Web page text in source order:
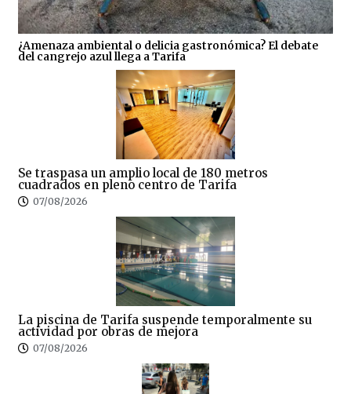
¿Amenaza ambiental o delicia gastronómica? El debate
del cangrejo azul llega a Tarifa
Se traspasa un amplio local de 180 metros
cuadrados en pleno centro de Tarifa
07/08/2026
La piscina de Tarifa suspende temporalmente su
actividad por obras de mejora
07/08/2026